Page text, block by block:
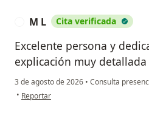
M L Cita verificada
Excelente persona y
explicación muy detallada
3 de agosto de 2026 • Consulta
• en opinión del usuario M L
Reportar